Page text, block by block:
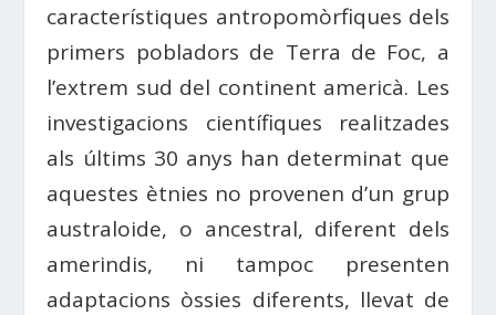
característiques antropomòrfiques dels
primers pobladors de Terra de Foc, a
l’extrem sud del continent americà. Les
investigacions científiques realitzades
als últims 30 anys han determinat que
aquestes ètnies no provenen d’un grup
australoide, o ancestral, diferent dels
amerindis, ni tampoc presenten
adaptacions òssies diferents, llevat de